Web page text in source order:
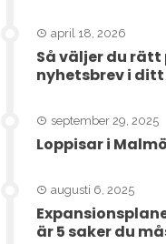
april 18, 2026
Så väljer du
nyhetsbrev i
september 29, 2025
Loppisar i
augusti 6, 2025
är 5 saker du